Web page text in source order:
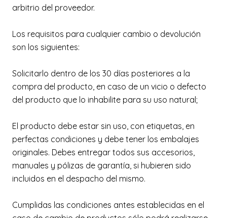
arbitrio del proveedor.
Los requisitos para cualquier cambio o devolución
son los siguientes:
Solicitarlo dentro de los 30 días posteriores a la
compra del producto, en caso de un vicio o defecto
del producto que lo inhabilite para su uso natural;
El producto debe estar sin uso, con etiquetas, en
perfectas condiciones y debe tener los embalajes
originales. Debes entregar todos sus accesorios,
manuales y pólizas de garantía, si hubieren sido
incluidos en el despacho del mismo.
Cumplidas las condiciones antes establecidas en el